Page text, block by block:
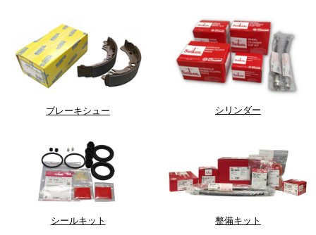
ブレーキシュー シリンダー
シールキット 整備キット